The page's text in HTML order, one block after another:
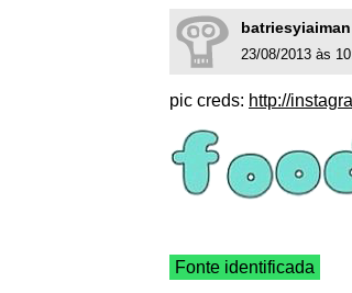
batriesyiaiman
23/08/2013 às
pic creds: http://
Fonte identificada